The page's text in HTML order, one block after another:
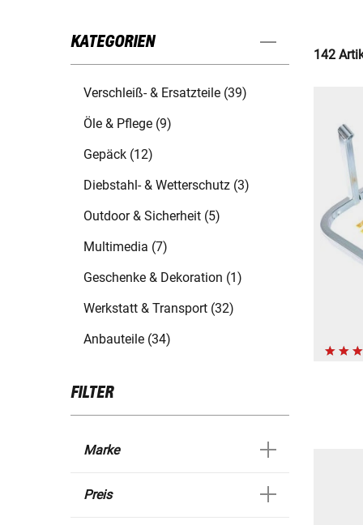
KATEGORIEN
Verschleiß- & Ersatzteile (39)
Öle & Pflege (9)
Gepäck (12)
Diebstahl- & Wetterschutz (3)
Outdoor & Sicherheit (5)
Multimedia (7)
Geschenke & Dekoration (1)
Werkstatt & Transport (32)
Anbauteile (34)
FILTER
Marke
Preis
142